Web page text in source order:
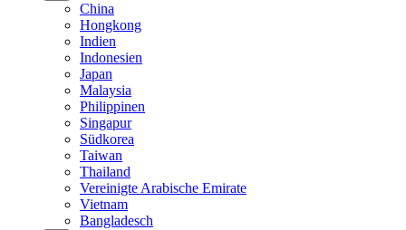
China
Hongkong
Indien
Indonesien
Japan
Malaysia
Philippinen
Singapur
Südkorea
Taiwan
Thailand
Vereinigte Arabische Emirate
Vietnam
Bangladesch